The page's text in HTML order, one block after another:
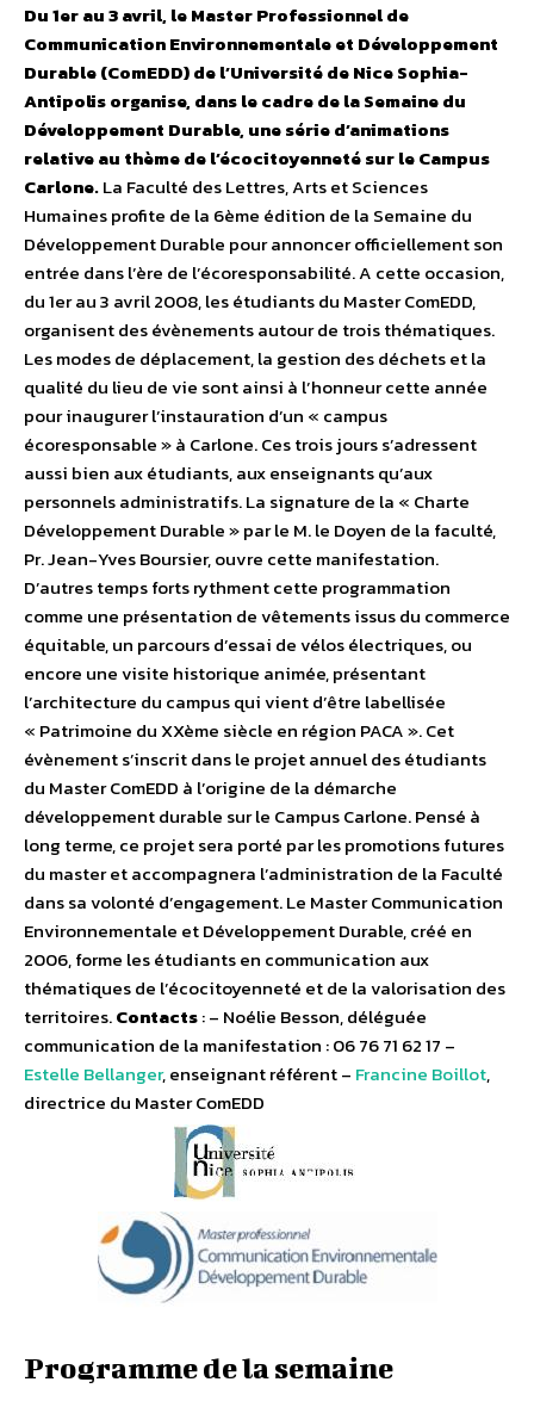
Du 1er au 3 avril, le Master Professionnel de
Communication Environnementale et Développement
Durable (ComEDD) de l’Université de Nice Sophia-
Antipolis organise, dans le cadre de la Semaine du
Développement Durable, une série d’animations
relative au thème de l’écocitoyenneté sur le Campus
Carlone.La Faculté des Lettres, Arts et Sciences
Humaines profite de la 6ème édition de la Semaine du
Développement Durable pour annoncer officiellement son
entrée dans l’ère de l’écoresponsabilité. A cette occasion,
du 1er au 3 avril 2008, les étudiants du Master ComEDD,
organisent des évènements autour de trois thématiques.
Les modes de déplacement, la gestion des déchets et la
qualité du lieu de vie sont ainsi à l’honneur cette année
pour inaugurer l’instauration d’un « campus
écoresponsable » à Carlone. Ces trois jours s’adressent
aussi bien aux étudiants, aux enseignants qu’aux
personnels administratifs. La signature de la « Charte
Développement Durable » par le M. le Doyen de la faculté,
Pr. Jean-Yves Boursier, ouvre cette manifestation.
D’autres temps forts rythment cette programmation
comme une présentation de vêtements issus du commerce
équitable, un parcours d’essai de vélos électriques, ou
encore une visite historique animée, présentant
l’architecture du campus qui vient d’être labellisée
« Patrimoine du XXème siècle en région PACA ». Cet
évènement s’inscrit dans le projet annuel des étudiants
du Master ComEDD à l’origine de la démarche
développement durable sur le Campus Carlone. Pensé à
long terme, ce projet sera porté par les promotions futures
du master et accompagnera l’administration de la Faculté
dans sa volonté d’engagement. Le Master Communication
Environnementale et Développement Durable, créé en
2006, forme les étudiants en communication aux
thématiques de l’écocitoyenneté et de la valorisation des
territoires.Contacts: – Noélie Besson, déléguée
communication de la manifestation : 06 76 71 62 17 –
Estelle Bellanger, enseignant référent – Francine Boillot,
directrice du Master ComEDD
Programme de la semaine